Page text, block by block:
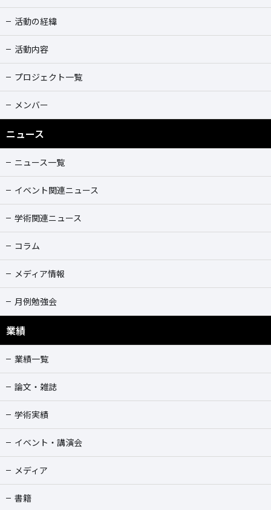
活動の経緯
活動内容
プロジェクト一覧
メンバー
ニュース
ニュース一覧
イベント関連ニュース
学術関連ニュース
コラム
メディア情報
月例勉強会
業績
業績一覧
論文・雑誌
学術実績
イベント・講演会
メディア
書籍